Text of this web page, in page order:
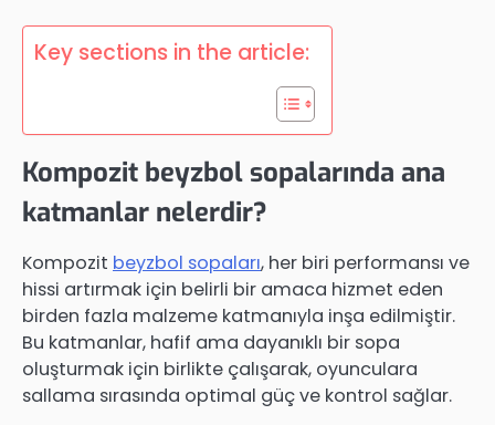
Key sections in the article:
Kompozit beyzbol sopalarında ana
katmanlar nelerdir?
Kompozit beyzbol sopaları, her biri performansı ve
hissi artırmak için belirli bir amaca hizmet eden
birden fazla malzeme katmanıyla inşa edilmiştir.
Bu katmanlar, hafif ama dayanıklı bir sopa
oluşturmak için birlikte çalışarak, oyunculara
sallama sırasında optimal güç ve kontrol sağlar.